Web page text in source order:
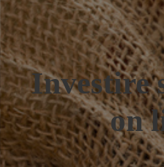
Investire
on